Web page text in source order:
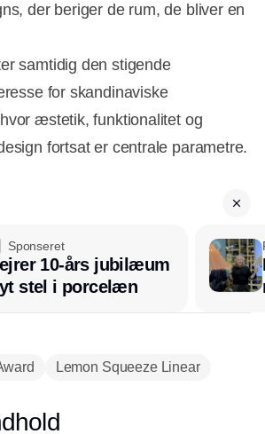
der beriger de rum, de bliver en
samtidig den stigende
for skandinaviske
æstetik, funktionalitet og
fortsat er centrale parametre.
Sponseret
10-års jubilæum
stel i porcelæn
Lemon Squeeze Linear
Annonce